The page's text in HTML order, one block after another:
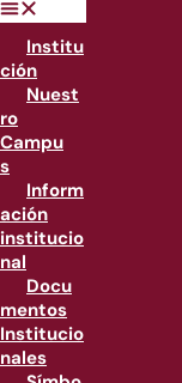
Institu
ción
Nuest
ro
Campu
s
Inform
ación
institucio
nal
Docu
mentos
Institucio
nales